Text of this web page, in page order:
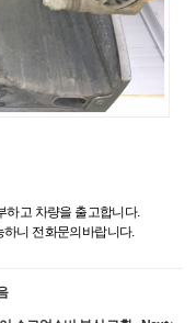
하고 차량을 출고합니다.
니 전화문의바랍니다.